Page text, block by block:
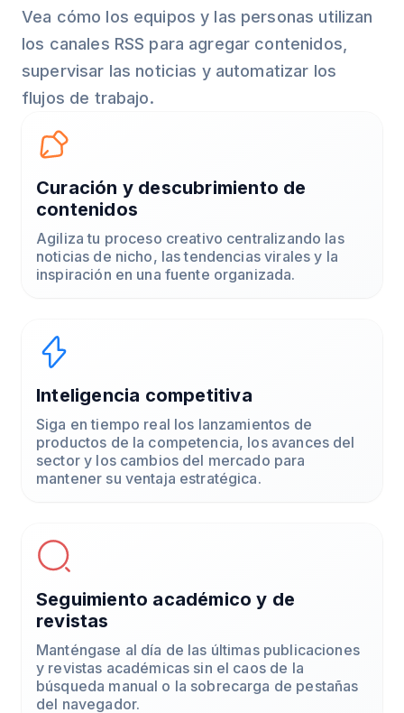
Vea cómo los equipos y las personas utilizan
los canales RSS para agregar contenidos,
supervisar las noticias y automatizar los
flujos de trabajo.
Curación y descubrimiento de
contenidos
Agiliza tu proceso creativo centralizando las
noticias de nicho, las tendencias virales y la
inspiración en una fuente organizada.
Inteligencia competitiva
Siga en tiempo real los lanzamientos de
productos de la competencia, los avances del
sector y los cambios del mercado para
mantener su ventaja estratégica.
Seguimiento académico y de
revistas
Manténgase al día de las últimas publicaciones
y revistas académicas sin el caos de la
búsqueda manual o la sobrecarga de pestañas
del navegador.